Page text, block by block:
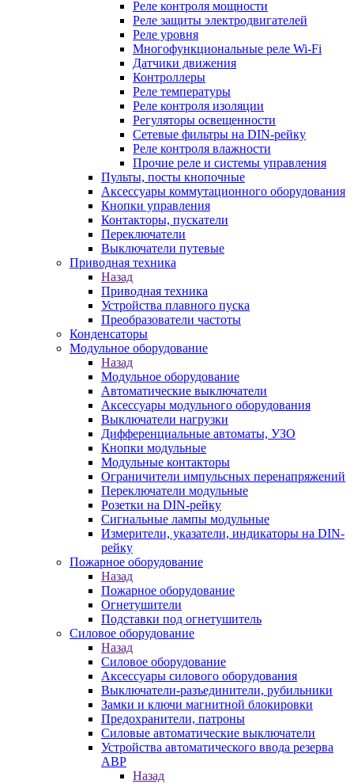
Реле контроля мощности
Реле защиты электродвигателей
Реле уровня
Многофункциональные реле Wi-Fi
Датчики движения
Контроллеры
Реле температуры
Реле контроля изоляции
Регуляторы освещенности
Сетевые фильтры на DIN-рейку
Реле контроля влажности
Прочие реле и системы управления
Пульты, посты кнопочные
Аксессуары коммутационного оборудования
Кнопки управления
Контакторы, пускатели
Переключатели
Выключатели путевые
Приводная техника
Назад
Приводная техника
Устройства плавного пуска
Преобразователи частоты
Конденсаторы
Модульное оборудование
Назад
Модульное оборудование
Автоматические выключатели
Аксессуары модульного оборудования
Выключатели нагрузки
Дифференциальные автоматы, УЗО
Кнопки модульные
Модульные контакторы
Ограничители импульсных перенапряжений
Переключатели модульные
Розетки на DIN-рейку
Сигнальные лампы модульные
Измерители, указатели, индикаторы на DIN-
рейку
Пожарное оборудование
Назад
Пожарное оборудование
Огнетушители
Подставки под огнетушитель
Силовое оборудование
Назад
Силовое оборудование
Аксессуары силового оборудования
Выключатели-разъединители, рубильники
Замки и ключи магнитной блокировки
Предохранители, патроны
Силовые автоматические выключатели
Устройства автоматического ввода резерва
АВР
Назад